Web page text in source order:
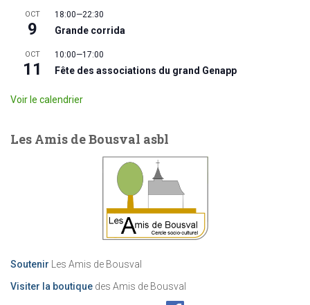
OCT
9
18:00—22:30
Grande corrida
OCT
11
10:00—17:00
Fête des associations du grand Genapp
Voir le calendrier
Les Amis de Bousval asbl
Soutenir Les Amis de Bousval
Visiter la boutique des Amis de Bousval